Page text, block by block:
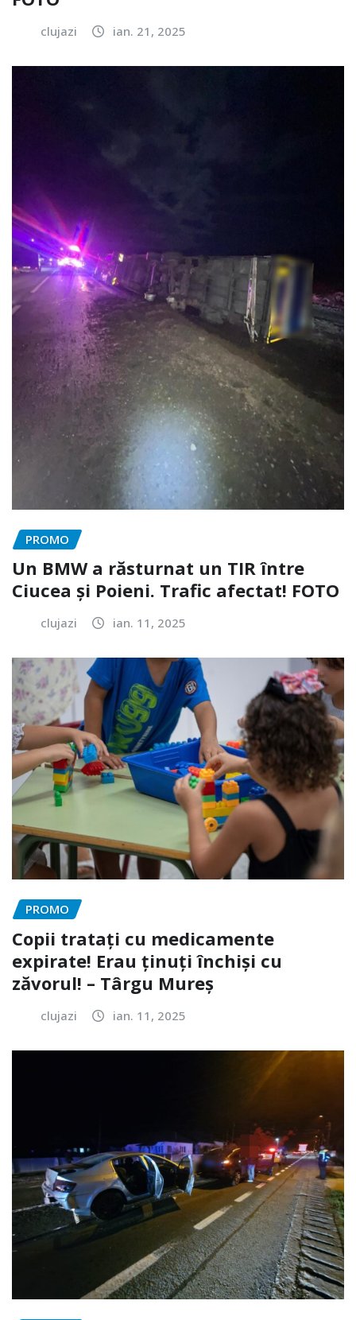
clujazi ian. 21, 2025
PROMO
Un BMW a răsturnat un TIR între
Ciucea și Poieni. Trafic afectat! FOTO
clujazi ian. 11, 2025
PROMO
Copii tratați cu medicamente
expirate! Erau ținuți închiși cu
zăvorul! – Târgu Mureș
clujazi ian. 11, 2025